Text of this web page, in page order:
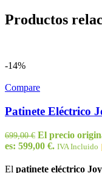
Productos
-14%
Compare
Patinete Eléctrico
699,00€ El precio
es: 599,00 €. IVA Incluido
El patinete eléctrico